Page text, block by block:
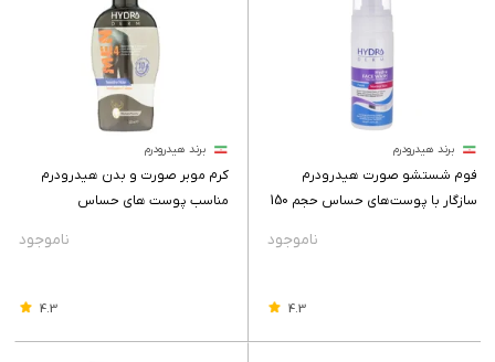
برند هیدرودرم
فوم شستشو صورت هیدرودرم
سازگار با پوست‌های حساس حجم 150
4.3
برند هیدرودرم
کرم موبر صورت و بدن هیدرودرم
مناسب پوست های حساس
4.3